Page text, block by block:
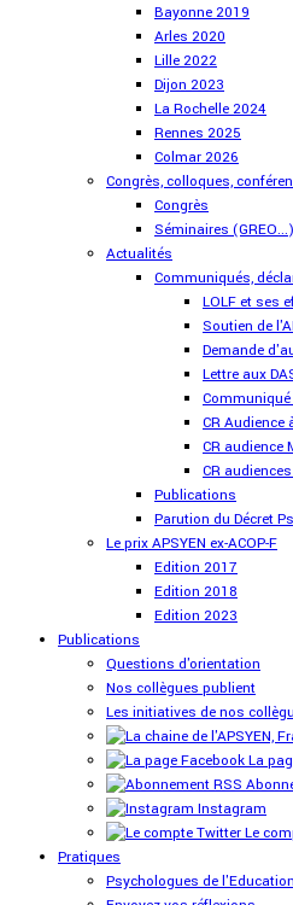
Bayonne 2019
Arles 2020
Lille 2022
Dijon 2023
La Rochelle 2024
Rennes 2025
Colmar 2026
Congrès, colloques,
Congrès
Séminaires (GREO...)
Actualités
Communiqués,
LOLF et ses
Soutien de
Demande
Lettre aux
CR Audience
CR audience
CR
Publications
Parution du Décret
Le prix APSYEN ex-ACOP-F
Edition 2017
Edition 2018
Edition 2023
Publications
Questions d'orientation
Nos collègues publient
Les initiatives de nos
La
Instagram
Le
Pratiques
Psychologues de